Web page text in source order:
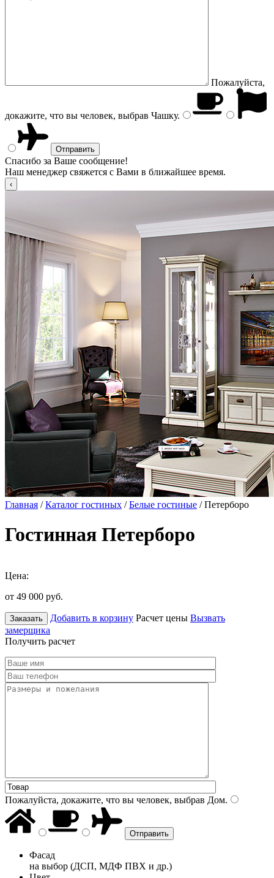
Пожалуйста,
докажите, что вы человек, выбрав Чашку.
Спасибо за Ваше сообщение!
Наш менеджер свяжется с Вами в ближайшее время.
Главная /Каталог гостиных /Белые гостиные / Петерборо
Гостинная Петерборо
Цена:
от 49 000 руб.
Заказать Добавить в корзину Расчет цены Вызвать
замерщика
Получить расчет
Пожалуйста, докажите, что вы человек, выбрав Дом.
Фасад
на выбор (ДСП, МДФ ПВХ и др.)